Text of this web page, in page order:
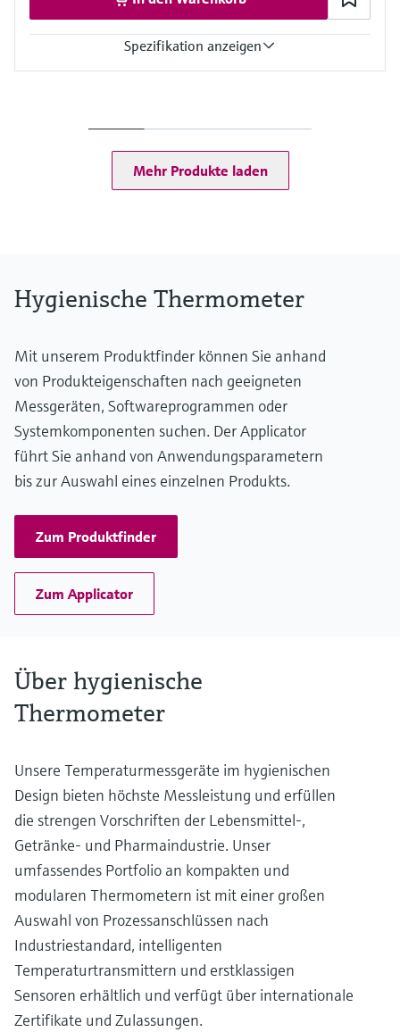
Spezifikation anzeigen
(167...302 °F: <1,2 °F)
-50...150 °C (-58...302 °F)
Mehr Produkte laden
Hygienische Thermometer
Mit unserem Produktfinder können Sie anhand
von Produkteigenschaften nach geeigneten
Messgeräten, Softwareprogrammen oder
Systemkomponenten suchen. Der Applicator
führt Sie anhand von Anwendungsparametern
bis zur Auswahl eines einzelnen Produkts.
Zum Produktfinder
Zum Applicator
Über hygienische
Thermometer
Unsere Temperaturmessgeräte im hygienischen
Design bieten höchste Messleistung und erfüllen
die strengen Vorschriften der Lebensmittel-,
Getränke- und Pharmaindustrie. Unser
umfassendes Portfolio an kompakten und
modularen Thermometern ist mit einer großen
Auswahl von Prozessanschlüssen nach
Industriestandard, intelligenten
Temperaturtransmittern und erstklassigen
Sensoren erhältlich und verfügt über internationale
Zertifikate und Zulassungen.